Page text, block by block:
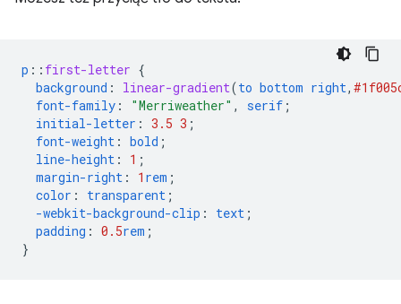
p :: first-letter {
background : linear-gradient(to bottom right,
font-family : "Merriweather" , serif ;
initial-letter : 3.5 3 ;
font-weight : bold ;
line-height : 1 ;
margin-right : 1 rem ;
color : transparent ;
-webkit-background-clip : text ;
padding : 0.5rem ;
}